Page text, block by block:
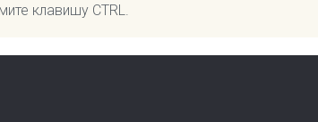
клавишу CTRL.